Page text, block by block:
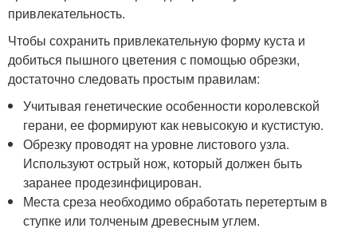
привлекательность.
Чтобы сохранить привлекательную форму куста и
добиться пышного цветения с помощью обрезки,
достаточно следовать простым правилам:
Учитывая генетические особенности королевской
герани, ее формируют как невысокую и кустистую.
Обрезку проводят на уровне листового узла.
Используют острый нож, который должен быть
заранее продезинфицирован.
Места среза необходимо обработать перетертым в
ступке или толченым древесным углем.